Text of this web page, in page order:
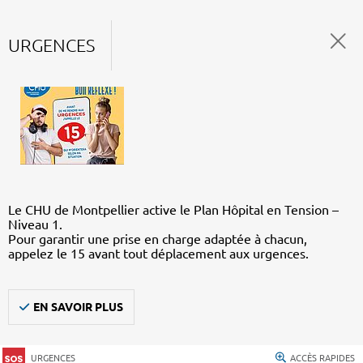
URGENCES
Le CHU de Montpellier active le Plan Hôpital en Tension –
Niveau 1.
Pour garantir une prise en charge adaptée à chacun,
appelez le 15 avant tout déplacement aux urgences.
EN SAVOIR PLUS
URGENCES ACCÈS RAPIDES